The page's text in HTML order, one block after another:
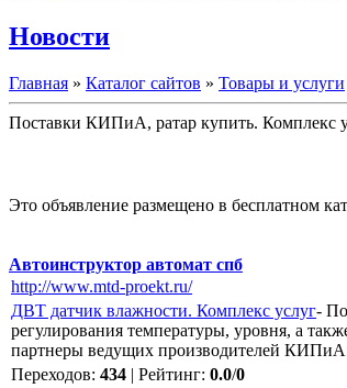
Новости
Главная » Каталог сайтов » Товары и услуги
Поставки КИПиА, ратар купить. Комплекс
Это объявление размещено в бесплатном
Автоинструктор автомат спб
http://www.mtd-proekt.ru/
ДВТ датчик влажности. Комплекс услуг-
регулирования температуры, уровня, а
партнеры ведущих производителей
Переходов: 434 | Рейтинг: 0.0/0